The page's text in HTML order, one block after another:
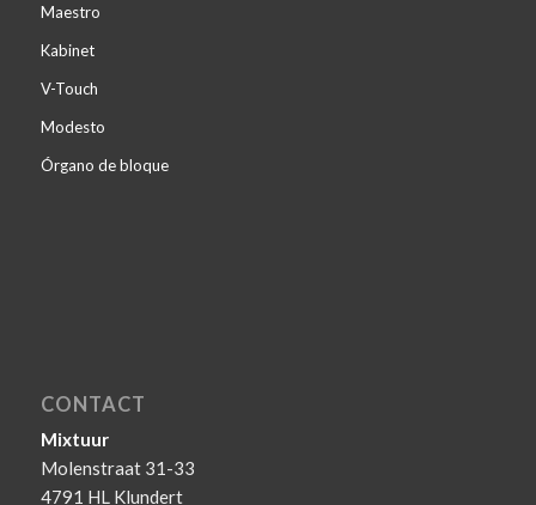
Maestro
Kabinet
V-Touch
Modesto
Órgano de bloque
CONTACT
Mixtuur
Molenstraat 31-33
4791 HL Klundert